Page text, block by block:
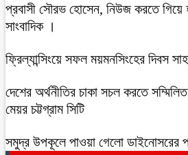
প্রবাসী সৌরভ হোসেন, নিউজ করতে গিয়ে
সাংবাদিক ।
ফ্রিল্যান্সিংয়ে সফল ময়মনসিংহের দিবস
দেশের অর্থনীতির চাকা সচল করতে সম্মিলিত
মেয়র চট্টগ্রাম সিটি
সমুদ্র উপকূলে পাওয়া গেলো ডাইনোসরের